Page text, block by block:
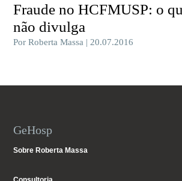
Fraude no HCFMUSP: o
não divulga
Por Roberta Massa | 20.07.2016
GeHosp
Sobre Roberta Massa